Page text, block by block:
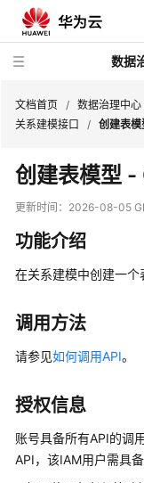
数据
最
新
动
务
告
产
介
数
据
文档首页 / 数据治理中
关系建模接口
/ 创建表
创建表模型
更新时间： 2026-08-05
功能介绍
在关系建模中创建一个
调用方法
请参见如何调用API。
授权信息
账号具备所有API的调
API，该IAM用户需具